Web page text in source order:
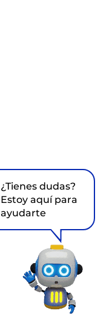
¿Tienes dudas?
Estoy aquí para
ayudarte